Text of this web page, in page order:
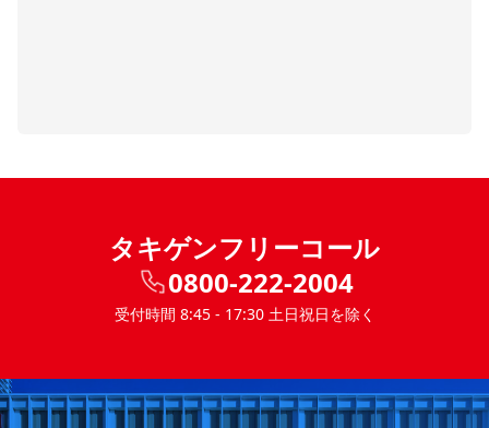
タキゲンフリーコール
0800-222-2004
受付時間 8:45 - 17:30 土日祝日を除く